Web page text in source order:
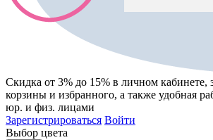
Скидка от 3% до 15% в личном кабинете,
корзины и избранного, а также удобная
юр. и физ. лицами
Зарегистрироваться Войти
Выбор цвета